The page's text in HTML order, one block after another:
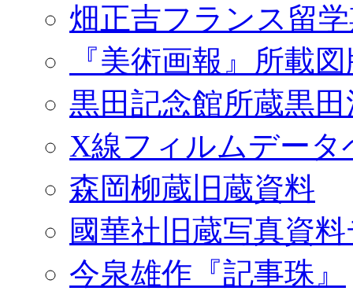
畑正吉フランス留
『美術画報』所載
黒田記念館所蔵黒
X線フィルムデータ
森岡柳蔵旧蔵資料
國華社旧蔵写真資
今泉雄作『記事珠』